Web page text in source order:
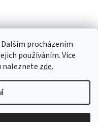
procházením
používáním. Více
naleznete zde.
. Všechna práva vyhrazena.